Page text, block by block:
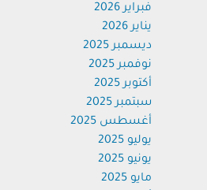
فبراير 2026
يناير 2026
ديسمبر 2025
نوفمبر 2025
أكتوبر 2025
سبتمبر 2025
أغسطس 2025
يوليو 2025
يونيو 2025
مايو 2025